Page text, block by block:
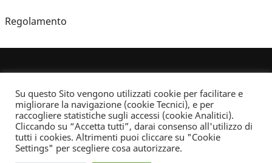
Regolamento
Dove non indicato altrimenti quest’opera è distribuita con Licenza
Creative Commons Attribuzione - Non commerciale - Non opere derivate 2.5 Italia
Su questo Sito vengono utilizzati cookie per facilitare e
migliorare la navigazione (cookie Tecnici), e per
raccogliere statistiche sugli accessi (cookie Analitici).
Cliccando su “Accetta tutti”, darai consenso all'utilizzo di
tutti i cookies. Altrimenti puoi cliccare su "Cookie
Settings" per scegliere cosa autorizzare.